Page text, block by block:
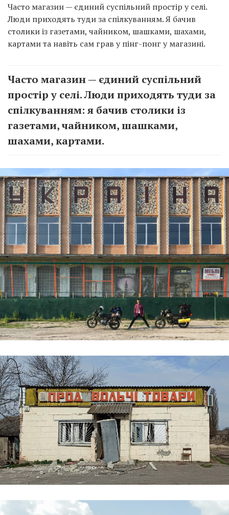
Часто магазин — єдиний суспільний простір у селі.
Люди приходять туди за спілкуванням. Я бачив
столики із газетами, чайником, шашками, шахами,
картами та навіть сам грав у пінг-понг у магазині.
Часто магазин — єдиний суспільний
простір у селі. Люди приходять туди за
спілкуванням: я бачив столики із
газетами, чайником, шашками,
шахами, картами.